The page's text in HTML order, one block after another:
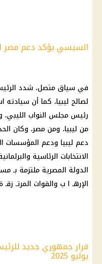
السيسي يؤكد دعم مصر
في سياق متصل، شدد
لصالح ليبيا، كما أن
رئيس مجلس النواب
من ليبيا، ومن مصر، وكان
دعم ليبيا ودعم المؤسسات
الانتخابات الرئاسية
الدولة المصرية ملتزمة
الإرهـ ا ب والقوات المرتـ زقـ
يوليو 2025